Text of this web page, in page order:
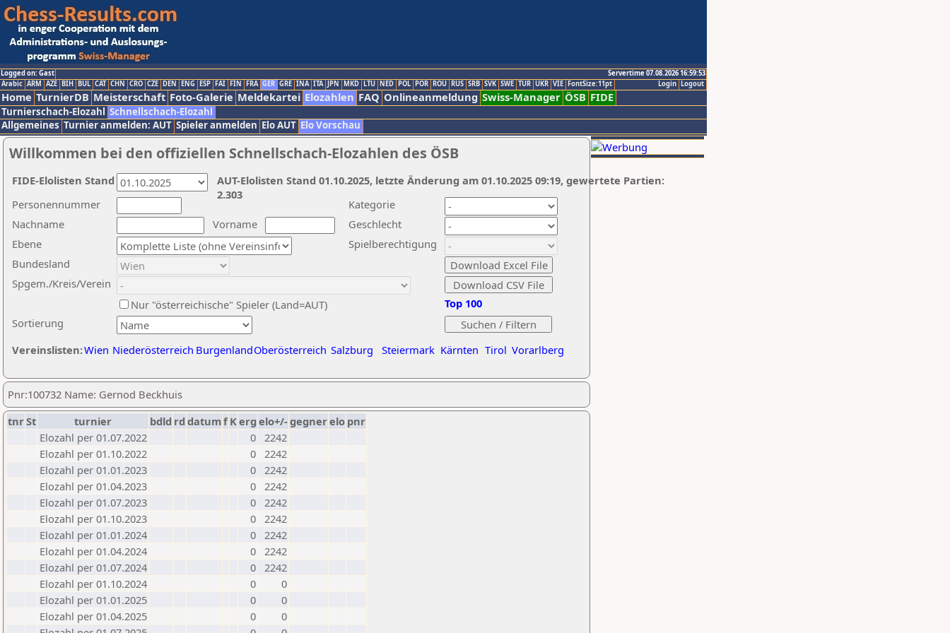
Logged on: Gast
Servertime 07.08.2026 16:59:53
Logout
Login
Arabic ARM AZE BIH BUL CAT CHN CRO CZE DEN ENG ESP FAI FIN FRA GER GRE INA ITA JPN MKD LTU NED POL POR ROU RUS SRB SVK SWE TUR UKR VIE FontSize:11pt
Home TurnierDB Meisterschaft Foto-Galerie Meldekartei Elozahlen FAQ Onlineanmeldung Swiss-Manager ÖSB FIDE
Turnierschach-Elozahl Schnellschach-Elozahl
Allgemeines Turnier anmelden: AUT Spieler anmelden Elo AUT Elo Vorschau
Willkommen bei den offiziellen Schnellschach-Elozahlen des ÖSB
Nachname
Vorname
Ebene
Kategorie
Sortierung
Personennummer
Bundesland
Spgem./Kreis/Verein
Geschlecht
Nur "österreichische" Spieler (Land=AUT)
Spielberechtigung
Vereinslisten:Wien Niederösterreich BurgenlandOberösterreich Salzburg Steiermark Kärnten Tirol Vorarlberg
Top 100
AUT-Elolisten Stand 01.10.2025, letzte Änderung am 01.10.2025 09:19, gewertete Partien:
2.303
FIDE-Elolisten Stand
Pnr:100732 Name: Gernod Beckhuis
tnrSt turnier bdld rd datumf Kerg elo+/-gegnerelo pnr
Elozahl per 01.07.2022
0 2242
Elozahl per 01.10.2022
0 2242
Elozahl per 01.01.2023
0 2242
Elozahl per 01.04.2023
0 2242
Elozahl per 01.07.2023
0 2242
Elozahl per 01.10.2023
0 2242
Elozahl per 01.01.2024
0 2242
Elozahl per 01.04.2024
0 2242
Elozahl per 01.07.2024
0 2242
Elozahl per 01.10.2024
0
0
Elozahl per 01.01.2025
0
0
Elozahl per 01.04.2025
0
0